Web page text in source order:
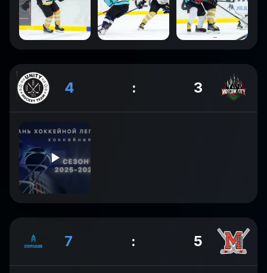
4 : 3
7 : 5